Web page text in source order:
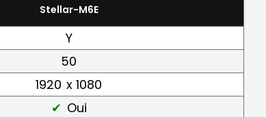
Stellar-M6E
Y
50
1920 x 1080
Oui